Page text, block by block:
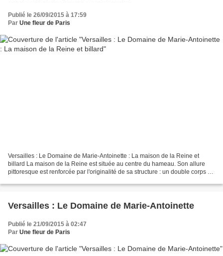
Publié le 26/09/2015 à 17:59
Par Une fleur de Paris
Versailles : Le Domaine de Marie-Antoinette : La maison de la Reine et
billard La maison de la Reine est située au centre du hameau. Son allure
pittoresque est renforcée par l'originalité de sa structure : un double corps de
Versailles : Le Domaine de Marie-Antoinette
Publié le 21/09/2015 à 02:47
Par Une fleur de Paris